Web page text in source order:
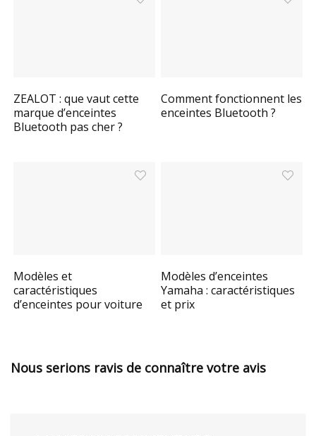
ZEALOT : que vaut cette
marque d’enceintes
Bluetooth pas cher ?
Comment fonctionnent les
enceintes Bluetooth ?
Modèles et
caractéristiques
d’enceintes pour voiture
Modèles d’enceintes
Yamaha : caractéristiques
et prix
Nous serions ravis de connaître votre avis